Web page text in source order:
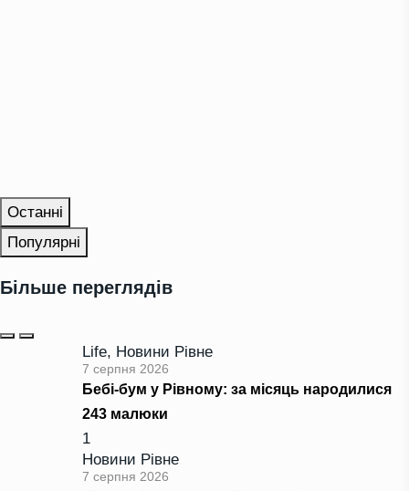
Останні
Популярні
Більше переглядів
Life, Новини Рівне
7 серпня 2026
Бебі-бум у Рівному: за місяць народилися
243 малюки
1
Новини Рівне
7 серпня 2026